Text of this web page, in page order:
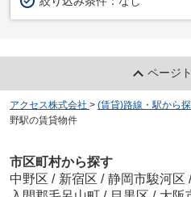
ページ
アクセス株式会社 > (賃貸)路線・駅から
野駅の賃貸物件
市区町村から探す
中野区 / 新宿区 / 静岡市駿河区 /